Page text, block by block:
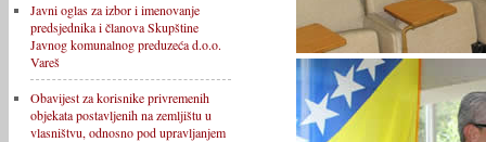
Javni oglas za izbor i imenovanje
predsjednika i članova Skupštine
Javnog komunalnog preduzeća d.o.o.
Vareš
Obavijest za korisnike privremenih
objekata postavljenih na zemljištu u
vlasništvu, odnosno pod upravljanjem